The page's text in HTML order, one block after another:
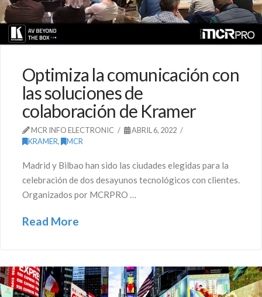
Optimiza la comunicación con
las soluciones de
colaboración de Kramer
MCR INFO ELECTRONIC
ABRIL 6, 2022
KRAMER, MCR
Madrid y Bilbao han sido las ciudades elegidas para la
celebración de dos desayunos tecnológicos con clientes.
Organizados por MCRPRO …
Read More